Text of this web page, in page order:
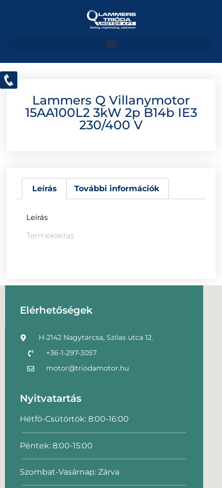
Lammers Q Villanymotor
15AA100L2 3kW 2p B14b IE3
230/400 V
Leírás További információk
Leírás
Termekleiras
Elérhetőségek
H-2142 Nagytarcsa, Szilas utca 12.
+36-1-297-3057
motor@triodamotor.hu
Nyitvatartás
Hétfő-Csütörtök: 8:00-16:00
Péntek: 8:00-15:00
Szombat-Vasárnap: Zárva